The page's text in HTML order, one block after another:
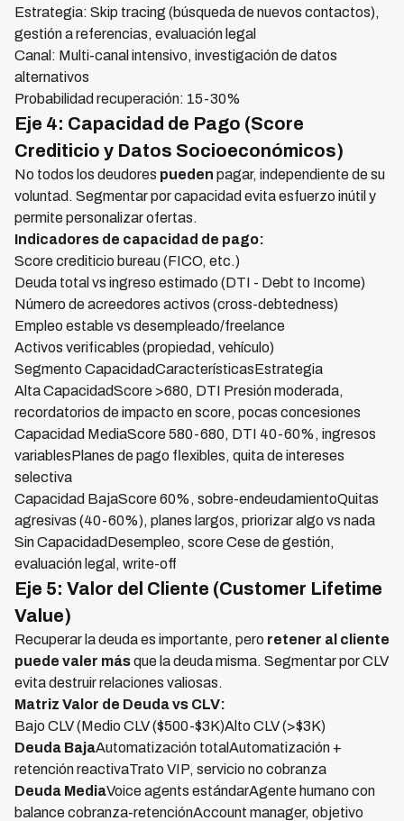
Estrategia: Skip tracing (búsqueda de nuevos contactos),
gestión a referencias, evaluación legal
Canal: Multi-canal intensivo, investigación de datos
alternativos
Probabilidad recuperación: 15-30%
Eje 4: Capacidad de Pago (Score
Crediticio y Datos Socioeconómicos)
No todos los deudores pueden pagar, independiente de su
voluntad. Segmentar por capacidad evita esfuerzo inútil y
permite personalizar ofertas.
Indicadores de capacidad de pago:
Score crediticio bureau (FICO, etc.)
Deuda total vs ingreso estimado (DTI - Debt to Income)
Número de acreedores activos (cross-debtedness)
Empleo estable vs desempleado/freelance
Activos verificables (propiedad, vehículo)
Segmento CapacidadCaracterísticasEstrategia
Alta CapacidadScore >680, DTI Presión moderada,
recordatorios de impacto en score, pocas concesiones
Capacidad MediaScore 580-680, DTI 40-60%, ingresos
variablesPlanes de pago flexibles, quita de intereses
selectiva
Capacidad BajaScore 60%, sobre-endeudamientoQuitas
agresivas (40-60%), planes largos, priorizar algo vs nada
Sin CapacidadDesempleo, score Cese de gestión,
evaluación legal, write-off
Eje 5: Valor del Cliente (Customer Lifetime
Value)
Recuperar la deuda es importante, pero retener al cliente
puede valer másque la deuda misma. Segmentar por CLV
evita destruir relaciones valiosas.
Matriz Valor de Deuda vs CLV:
Bajo CLV (Medio CLV ($500-$3K)Alto CLV (>$3K)
Deuda BajaAutomatización totalAutomatización +
retención reactivaTrato VIP, servicio no cobranza
Deuda MediaVoice agents estándarAgente humano con
balance cobranza-retenciónAccount manager, objetivo